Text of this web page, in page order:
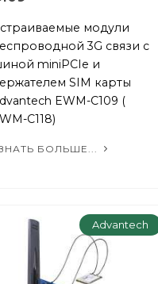
модули
3G связи с
miniPCIe и
SIM карты
EWM-C109 (
C118)
БОЛЬШЕ...
Advantech